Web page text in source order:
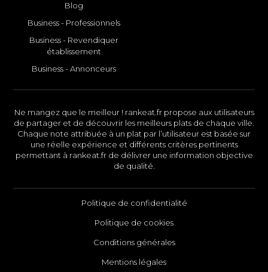
Blog
Business - Professionnels
Business - Revendiquer
établissement
Business - Annonceurs
Ne mangez que le meilleur ! rankeat.fr propose aux utilisateurs
de partager et de découvrir les meilleurs plats de chaque ville.
Chaque note attribuée à un plat par l’utilisateur est basée sur
une réelle expérience et différents critères pertinents
permettant à rankeat.fr de délivrer une information objective
de qualité.
Politique de confidentialité
Politique de cookies
Conditions générales
Mentions légales